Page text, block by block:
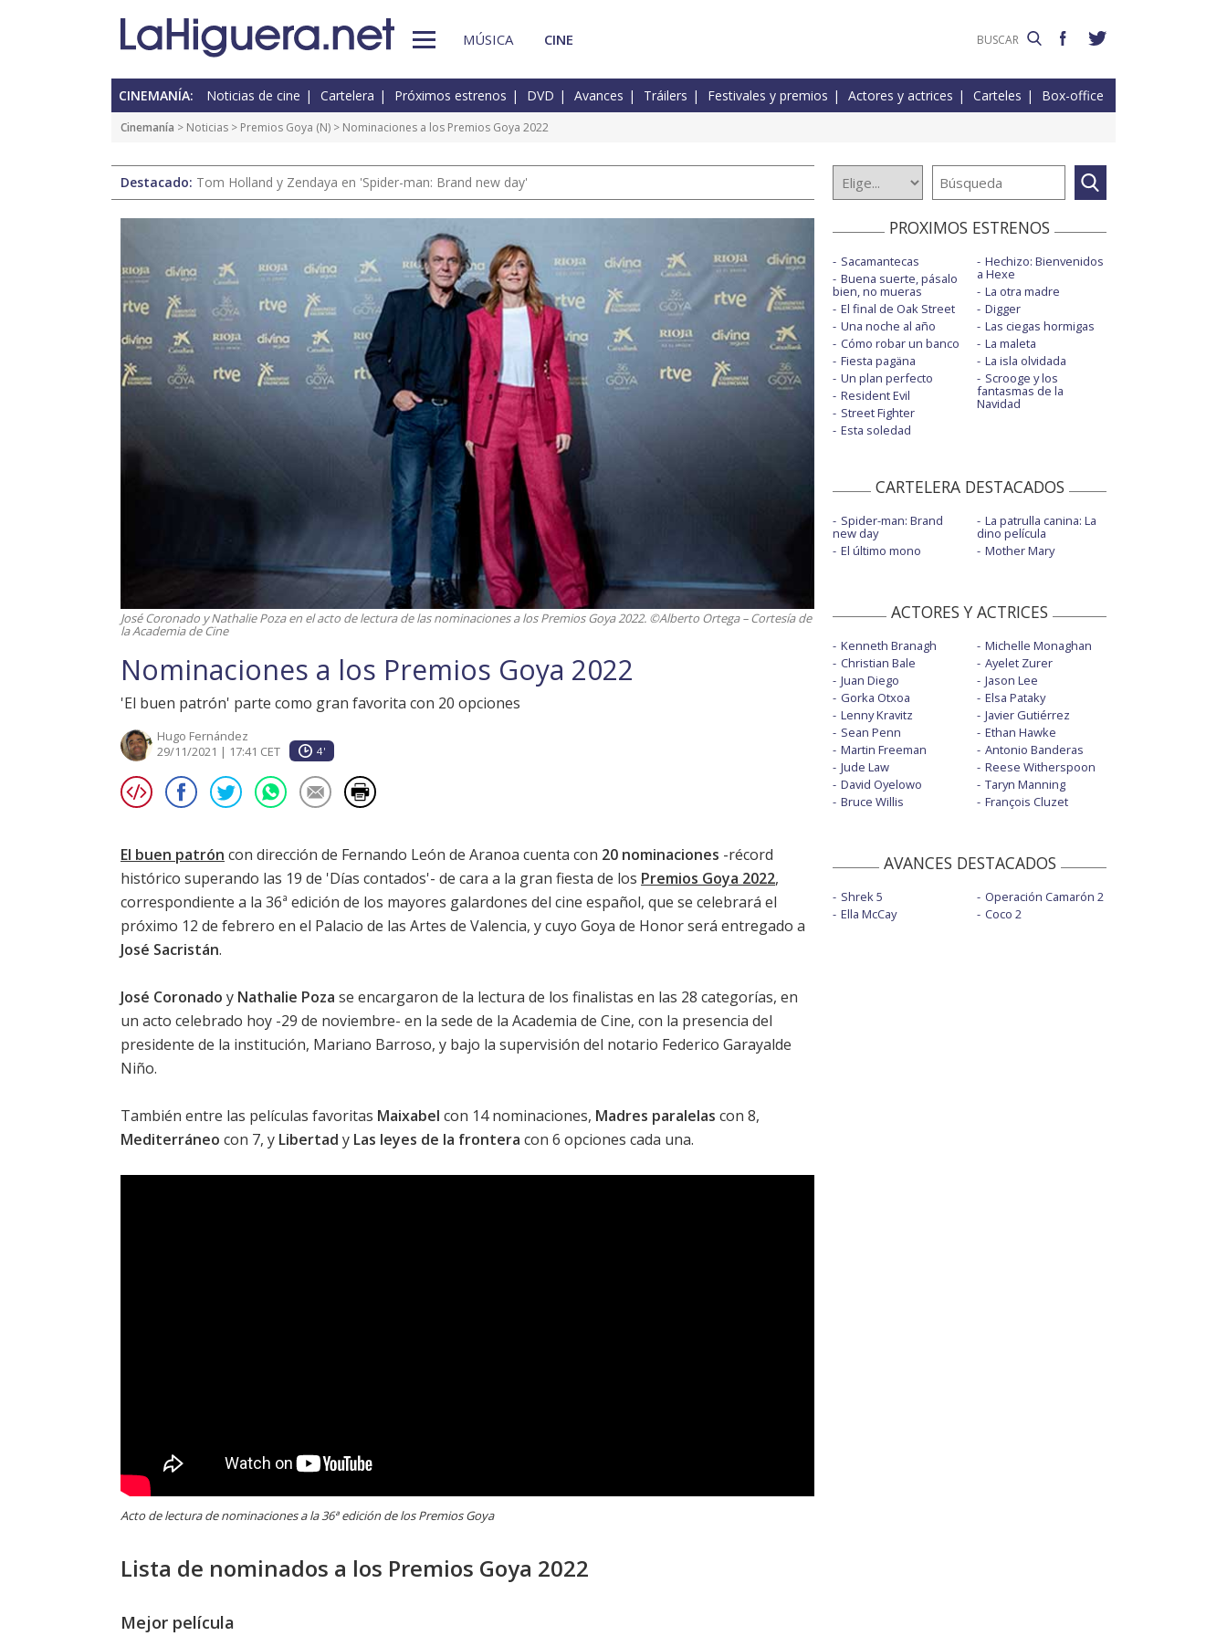
MÚSICA CINE
CINEMANÍA: Noticias de cine Cartelera Próximos estrenos DVD Avances Tráilers Festivales y premios Actores y actrices Carteles Box-office
Cinemanía > Noticias > Premios Goya (N) > Nominaciones a los Premios Goya 2022
Destacado: Tom Holland y Zendaya en 'Spider-man: Brand new day'
José Coronado y Nathalie Poza en el acto de lectura de las nominaciones a los Premios Goya 2022. ©Alberto Ortega – Cortesía de
la Academia de Cine
Nominaciones a los Premios Goya 2022
'El buen patrón' parte como gran favorita con 20 opciones
Hugo Fernández
29/11/2021 | 17:41 CET
4'
El buen patrón con dirección de Fernando León de Aranoa cuenta con 20 nominaciones -récord
histórico superando las 19 de 'Días contados'- de cara a la gran fiesta de los Premios Goya 2022,
correspondiente a la 36ª edición de los mayores galardones del cine español, que se celebrará el
próximo 12 de febrero en el Palacio de las Artes de Valencia, y cuyo Goya de Honor será entregado a
José Sacristán.
José Coronado y Nathalie Poza se encargaron de la lectura de los finalistas en las 28 categorías, en
un acto celebrado hoy -29 de noviembre- en la sede de la Academia de Cine, con la presencia del
presidente de la institución, Mariano Barroso, y bajo la supervisión del notario Federico Garayalde
Niño.
También entre las películas favoritas Maixabel con 14 nominaciones, Madres paralelas con 8,
Mediterráneo con 7, y Libertad y Las leyes de la frontera con 6 opciones cada una.
Acto de lectura de nominaciones a la 36ª edición de los Premios Goya
Lista de nominados a los Premios Goya 2022
Mejor película
PROXIMOS ESTRENOS
Sacamantecas
Buena suerte, pásalo
bien, no mueras
El final de Oak Street
Una noche al año
Cómo robar un banco
Fiesta pagäna
Un plan perfecto
Resident Evil
Street Fighter
Esta soledad
Hechizo: Bienvenidos
a Hexe
La otra madre
Digger
Las ciegas hormigas
La maleta
La isla olvidada
Scrooge y los
fantasmas de la
Navidad
CARTELERA DESTACADOS
Spider-man: Brand
new day
El último mono
La patrulla canina: La
dino película
Mother Mary
ACTORES Y ACTRICES
Kenneth Branagh
Christian Bale
Juan Diego
Gorka Otxoa
Lenny Kravitz
Sean Penn
Martin Freeman
Jude Law
David Oyelowo
Bruce Willis
Michelle Monaghan
Ayelet Zurer
Jason Lee
Elsa Pataky
Javier Gutiérrez
Ethan Hawke
Antonio Banderas
Reese Witherspoon
Taryn Manning
François Cluzet
AVANCES DESTACADOS
Shrek 5
Ella McCay
Operación Camarón 2
Coco 2